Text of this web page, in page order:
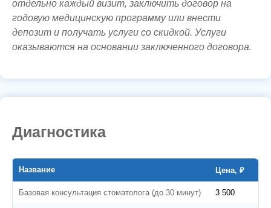
отдельно каждый визит, заключить договор на
годовую медицинскую программу или внести
депозит и получать услуги со скидкой. Услуги
оказываются на основании заключенного договора.
Диагностика
Название Цена, ₽
Базовая консультация стоматолога (до 30 минут) 3 500